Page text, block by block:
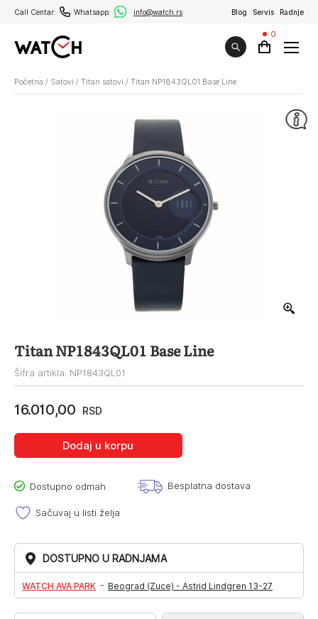
Call Centar: Whatsapp: info@watch.rs Blog Servis Radnje
0
Početna / Satovi / Titan satovi / Titan NP1843QL01 Base Line
Titan NP1843QL01 Base Line
Šifra artikla: NP1843QL01
16.010,00 RSD
Dodaj u korpu
Dostupno odmah Besplatna dostava
Sačuvaj u listi želja
DOSTUPNO U RADNJAMA
WATCH AVA PARK - Beograd (Zuce) - Astrid Lindgren 13-27